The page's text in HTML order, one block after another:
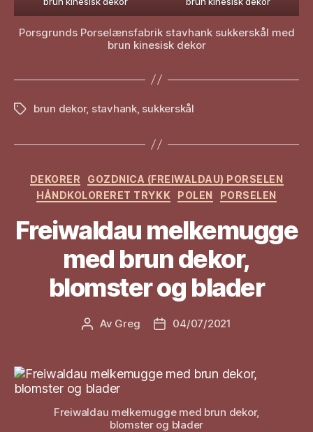
Porsgrunds Porselænsfabrik stavhank sukkerskål med
brun kinesisk dekor
Stikkordbrun dekor, stavhank, sukkerskål
Kategorier
DEKORER
GOZDNICA (FREIWALDAU) PORSELEN
HÅNDKOLORERET TRYKK
POLEN PORSELEN
Freiwaldau melkemugge
med brun dekor,
blomster og blader
Innleggsforfatter
Av Greg Publiseringsdato
04/07/2021
Freiwaldau melkemugge med brun dekor,
blomster og blader